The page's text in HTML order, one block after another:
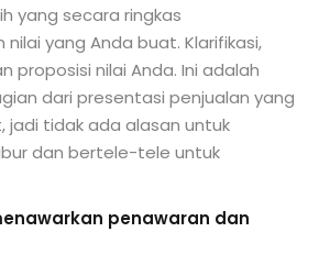
yang secara ringkas
yang Anda buat. Klarifikasi,
proposisi nilai Anda. Ini adalah
dari presentasi penjualan yang
jadi tidak ada alasan untuk
dan bertele-tele untuk
penawaran dan